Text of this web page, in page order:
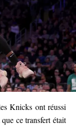
Knicks ont réussi
ce transfert était